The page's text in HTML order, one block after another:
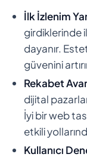
İlk İzlenim
girdiklerinde
dayanır.
güvenini
Rekabet
dijital
İyi bir web
etkili
Kullanıcı